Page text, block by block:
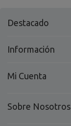
Destacado
Información
Mi Cuenta
Sobre Nosotros